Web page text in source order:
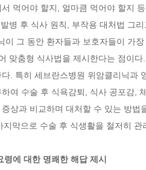
먹어야 할지, 얼마큼 먹어야 할지
병 후 식사 원칙, 부작용 대처법 그
이 그 동안 환자들과 보호자들이 가
맞춤형 식사법을 제시한다는 점이
. 특히 세브란스병원 위암클리닉
여 수술 후 식욕감퇴, 식사 공포감,
상과 비교하며 대처할 수 있는 방
지막으로 수술 후 식생활을 철저히
에 대한 명쾌한 해답 제시